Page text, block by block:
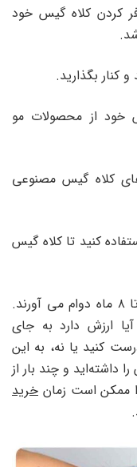
کردن کلاه گیس خود
کنار بگذارید.
خود از محصولات مو
کلاه گیس مصنوعی
کنید تا کلاه گیس
کلاه گیس های مصنوعی معمولا بین ۶ تا ۸ ماه دوام می آورند.
ارزش دارد به جای
کنید یا نه، به این
و چند بار از
ممکن است زمان خرید